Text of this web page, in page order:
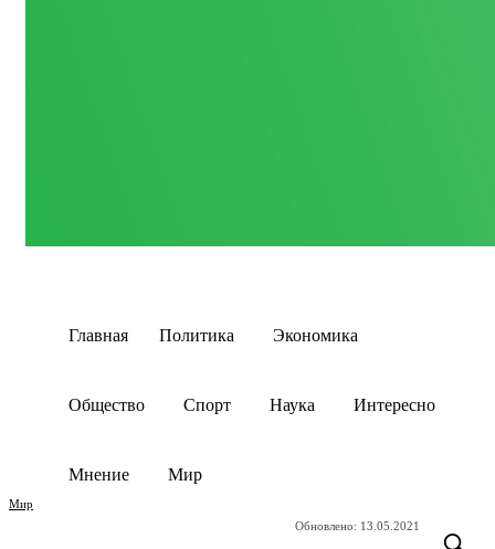
Главная Политика Экономика
Общество Спорт Наука Интересно
Мнение Мир
Мир
Обновлено: 13.05.2021